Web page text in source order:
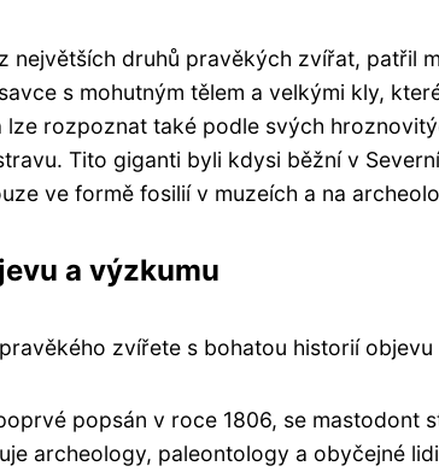
největších druhů pravěkých zvířat, patřil
s mohutným tělem a velkými kly,
lze rozpoznat také podle svých
Tito giganti byli kdysi běžní v
ve formě fosilií v muzeích a na
a výzkumu
zvířete s bohatou historií objevu
popsán v roce 1806, se mastodont
archeology, paleontology a obyčejné